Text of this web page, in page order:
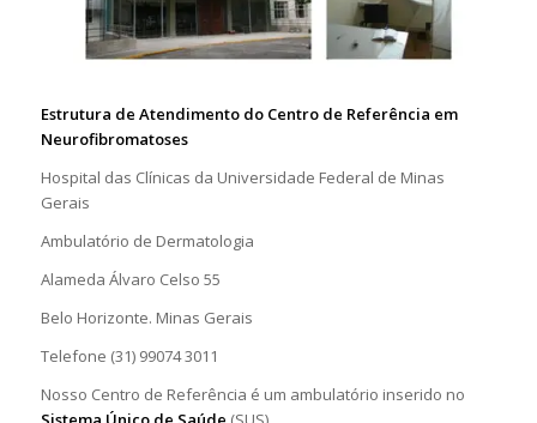
Estrutura de Atendimento do Centro de Referência em
Neurofibromatoses
Hospital das Clínicas da Universidade Federal de Minas
Gerais
Ambulatório de Dermatologia
Alameda Álvaro Celso 55
Belo Horizonte. Minas Gerais
Telefone (31) 99074 3011
Nosso Centro de Referência é um ambulatório inserido no